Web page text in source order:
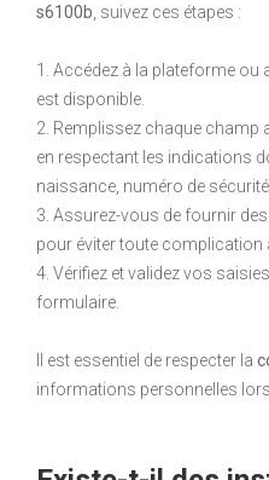
s6100b , suivez ces étapes :
1. Accédez à la plateforme ou
est disponible.
2. Remplissez chaque champ
en respectant les indications
naissance, numéro de
3. Assurez-vous de fournir
pour éviter toute complication
4. Vérifiez et validez vos
formulaire.
Il est essentiel de respecter la
informations personnelles